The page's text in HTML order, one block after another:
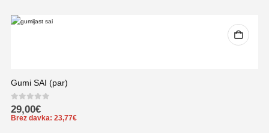
Gumi SAI (par)
0out of 5
29,00€
Brez davka: 23,77€